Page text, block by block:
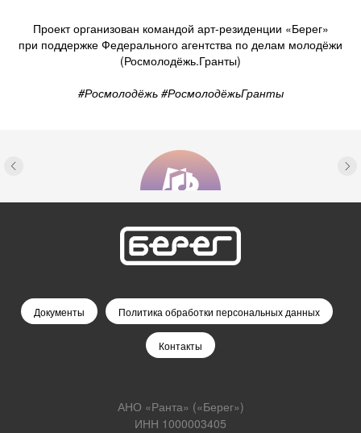
Проект организован командой арт-резиденции «Берег»
при поддержке Федерального агентства по делам молодёжи
(Росмолодёжь.Гранты)
#Росмолодёжь #РосмолодёжьГранты
Документы Политика обработки персональных данных
Контакты
АНО «Ранта» («Берег»)
ИНН 1000003405